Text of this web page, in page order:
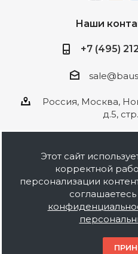
Наши
+7 (495)
Россия, Москва,
д.5,
2026 © ООО
производство
оптовая и розничная
материалов,
Информация на сайте
характер и не является
Этот сайт
корректной
персонализации
соглашаетесь